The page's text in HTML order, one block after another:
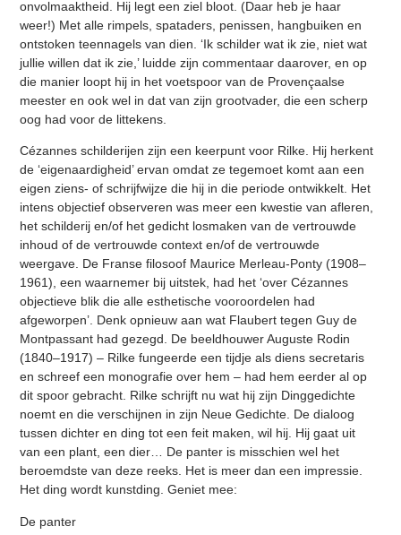
onvolmaaktheid. Hij legt een ziel bloot. (Daar heb je haar
weer!) Met alle rimpels, spataders, penissen, hangbuiken en
ontstoken teennagels van dien. ‘Ik schilder wat ik zie, niet wat
jullie willen dat ik zie,’ luidde zijn commentaar daarover, en op
die manier loopt hij in het voetspoor van de Provençaalse
meester en ook wel in dat van zijn grootvader, die een scherp
oog had voor de littekens.
Cézannes schilderijen zijn een keerpunt voor Rilke. Hij herkent
de ‘eigenaardigheid’ ervan omdat ze tegemoet komt aan een
eigen ziens- of schrijfwijze die hij in die periode ontwikkelt. Het
intens objectief observeren was meer een kwestie van afleren,
het schilderij en/of het gedicht losmaken van de vertrouwde
inhoud of de vertrouwde context en/of de vertrouwde
weergave. De Franse filosoof Maurice Merleau-Ponty (1908–
1961), een waarnemer bij uitstek, had het ‘over Cézannes
objectieve blik die alle esthetische vooroordelen had
afgeworpen’. Denk opnieuw aan wat Flaubert tegen Guy de
Montpassant had gezegd. De beeldhouwer Auguste Rodin
(1840–1917) – Rilke fungeerde een tijdje als diens secretaris
en schreef een monografie over hem – had hem eerder al op
dit spoor gebracht. Rilke schrijft nu wat hij zijn Dinggedichte
noemt en die verschijnen in zijn Neue Gedichte. De dialoog
tussen dichter en ding tot een feit maken, wil hij. Hij gaat uit
van een plant, een dier… De panter is misschien wel het
beroemdste van deze reeks. Het is meer dan een impressie.
Het ding wordt kunstding. Geniet mee:
De panter